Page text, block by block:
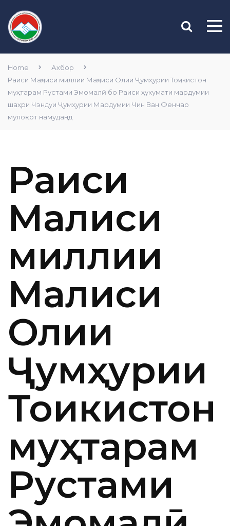
Home
Ахбор
Раиси Маҷлиси миллии Маҷлиси Олии Ҷумҳурии Тоҷикистон
муҳтарам Рустами Эмомалӣ бо Раиси ҳукумати мардумии
шаҳри Чэндуи Ҷумҳурии Мардумии Чин Ван Фенчао
мулоқот намуданд
Раиси
Маҷлиси
миллии
Маҷлиси
Олии
Ҷумҳурии
Тоҷикистон
муҳтарам
Рустами